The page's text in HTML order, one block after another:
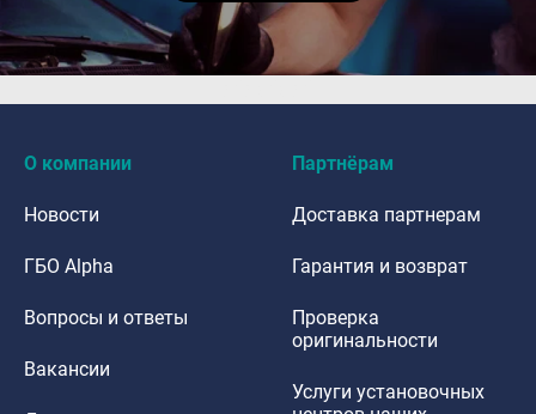
О компании
Новости
ГБО Alpha
Вопросы и ответы
Вакансии
Партнёрам
Доставка партнерам
Гарантия и возврат
Проверка
оригинальности
Услуги установочных